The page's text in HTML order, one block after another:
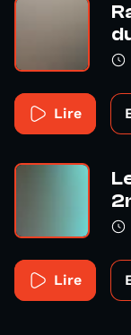
Lire
Lire